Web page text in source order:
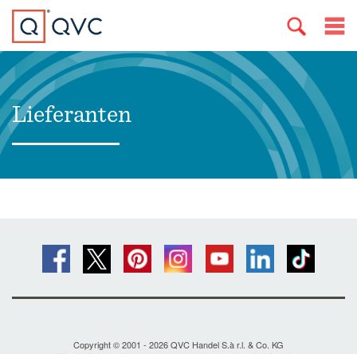
Lieferanten
Copyright © 2001 - 2026 QVC Handel S.à r.l. & Co. KG